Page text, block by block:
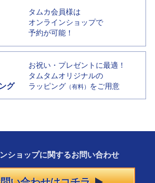
タムカ会員様は
オンラインショップで
予約が可能！
グ
お祝い・プレゼントに最適！
タムタムオリジナルの
ラッピング （有料） をご用意
ショップに関するお問い合わせ